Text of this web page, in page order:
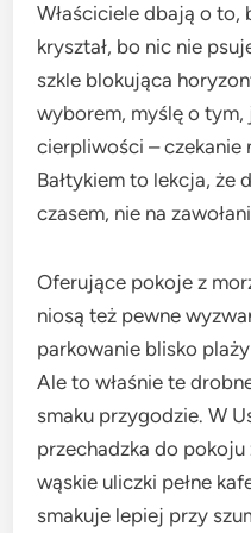
Właściciele dbają o to,
kryształ, bo nic nie
szkle blokująca
wyborem, myślę o tym,
cierpliwości – czekanie
Bałtykiem to lekcja, że
czasem, nie na
Oferujące pokoje z
niosą też pewne
parkowanie blisko
Ale to właśnie te
smaku przygodzie. W
przechadzka do
wąskie uliczki pełne
smakuje lepiej przy